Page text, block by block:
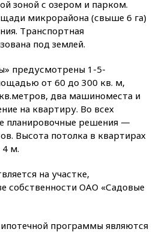
зоной с озером и парком.
микрорайона (свыше 6 га)
Транспортная
под землей.
предусмотрены 1-5-
от 60 до 300 кв. м,
два машиноместа и
на квартиру. Во всех
планировочные решения —
Высота потолка в квартирах
м.
на участке,
собственности ОАО «Садовые
программы являются